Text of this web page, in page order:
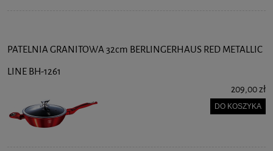
PATELNIA GRANITOWA 32cm BERLINGERHAUS RED METALLIC
LINE BH-1261
209,00 zł
DO KOSZYKA